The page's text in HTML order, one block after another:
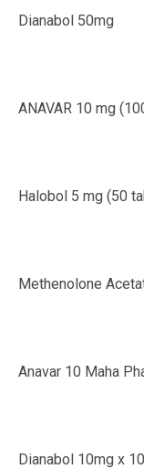
Dianabol 50mg
ANAVAR 10 mg
Halobol 5 mg (50
Methenolone
Anavar 10 Maha
Dianabol 10mg x